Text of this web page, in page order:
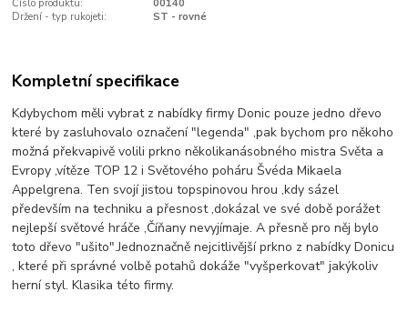
Číslo produktu:
00140
Držení - typ rukojeti:
ST - rovné
Kompletní specifikace
Kdybychom měli vybrat z nabídky firmy Donic pouze jedno dřevo
které by zasluhovalo označení "legenda" ,pak bychom pro někoho
možná překvapivě volili prkno několikanásobného mistra Světa a
Evropy ,vítěze TOP 12 i Světového poháru Švéda Mikaela
Appelgrena. Ten svojí jistou topspinovou hrou ,kdy sázel
především na techniku a přesnost ,dokázal ve své době porážet
nejlepší světové hráče ,Číňany nevyjímaje. A přesně pro něj bylo
toto dřevo "ušito".Jednoznačně nejcitlivější prkno z nabídky Donicu
, které při správné volbě potahů dokáže "vyšperkovat" jakýkoliv
herní styl. Klasika této firmy.